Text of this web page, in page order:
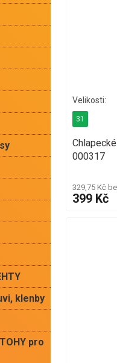
klenby
pro
000317
329,75 Kč
399 Kč
31